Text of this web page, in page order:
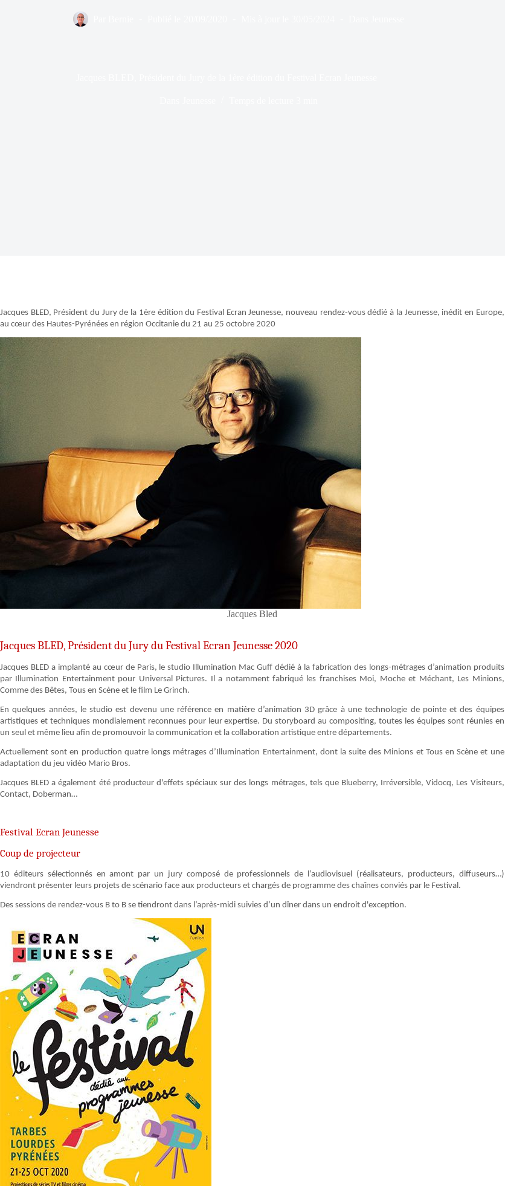
Jacques BLED, Président du Jury de la 1ère édition du Festival Ecran Jeunesse, nouveau rendez-vous dédié à la Jeunesse, inédit en Europe,
au cœur des Hautes-Pyrénées en région Occitanie du 21 au 25 octobre 2020
Jacques Bled
Jacques BLED, Président du Jury du Festival Ecran Jeunesse 2020
Jacques BLED a implanté au cœur de Paris, le studio Illumination Mac Guff dédié à la fabrication des longs-métrages d’animation produits
par Illumination Entertainment pour Universal Pictures. Il a notamment fabriqué les franchises Moi, Moche et Méchant, Les Minions,
Comme des Bêtes, Tous en Scène et le film Le Grinch.
En quelques années, le studio est devenu une référence en matière d’animation 3D grâce à une technologie de pointe et des équipes
artistiques et techniques mondialement reconnues pour leur expertise. Du storyboard au compositing, toutes les équipes sont réunies en
un seul et même lieu afin de promouvoir la communication et la collaboration artistique entre départements.
Actuellement sont en production quatre longs métrages d’Illumination Entertainment, dont la suite des Minions et Tous en Scène et une
adaptation du jeu vidéo Mario Bros.
Jacques BLED a également été producteur d'effets spéciaux sur des longs métrages, tels que Blueberry, Irréversible, Vidocq, Les Visiteurs,
Contact, Doberman…
Festival Ecran Jeunesse
Coup de projecteur
10 éditeurs sélectionnés en amont par un jury composé de professionnels de l’audiovisuel (réalisateurs, producteurs, diffuseurs…)
viendront présenter leurs projets de scénario face aux producteurs et chargés de programme des chaînes conviés par le Festival.
Des sessions de rendez-vous B to B se tiendront dans l’après-midi suivies d’un dîner dans un endroit d'exception.